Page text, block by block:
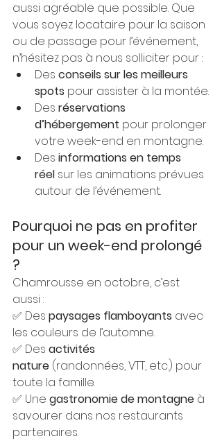
aussi agréable que possible. Que
vous soyez locataire pour la saison
ou de passage pour l’événement,
n’hésitez pas à nous solliciter pour :
Des conseils sur les meilleurs
spots pour assister à la montée.
Des réservations
d’hébergement pour prolonger
votre week-end en montagne.
Des informations en temps
réel sur les animations prévues
autour de l’événement.
Pourquoi ne pas en profiter
pour un week-end prolongé
?
Chamrousse en octobre, c’est
aussi :
✅ Des paysages flamboyants avec
les couleurs de l’automne.
✅ Des activités
nature (randonnées, VTT, etc.) pour
toute la famille.
✅ Une gastronomie de montagne à
savourer dans nos restaurants
partenaires.